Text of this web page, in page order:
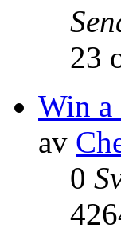
23
Win a
av
0